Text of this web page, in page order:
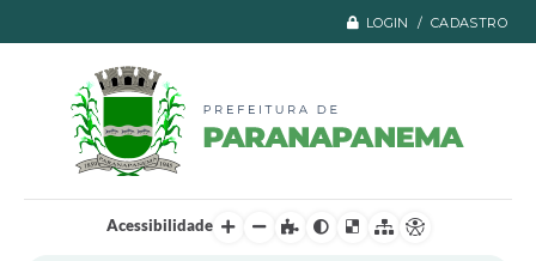
LOGIN / CADASTRO
Acessibilidade